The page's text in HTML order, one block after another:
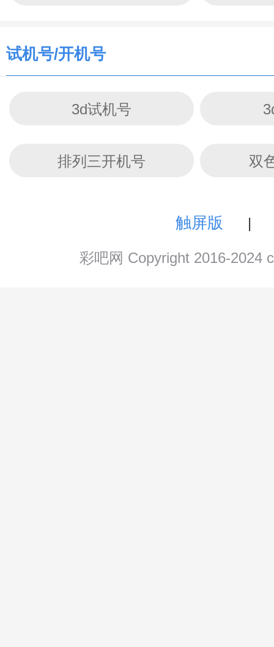
试机号/开机号
3d试机号
排列三开机号 双
触屏版 |
彩吧网 Copyright 2016-2024